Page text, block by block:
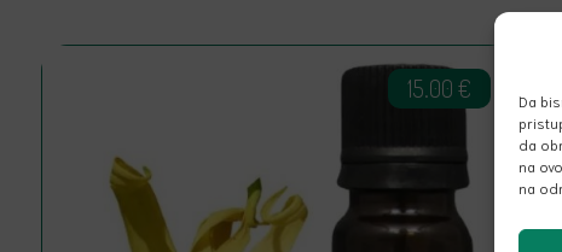
Da
da
na
na
15.00€